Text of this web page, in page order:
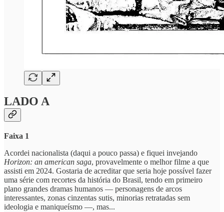
LADO A
Faixa 1
Acordei nacionalista (daqui a pouco passa) e fiquei invejando
Horizon: an american saga, provavelmente o melhor filme a que
assisti em 2024. Gostaria de acreditar que seria hoje possível fazer
uma série com recortes da história do Brasil, tendo em primeiro
plano grandes dramas humanos — personagens de arcos
interessantes, zonas cinzentas sutis, minorias retratadas sem
ideologia e maniqueísmo —, mas...